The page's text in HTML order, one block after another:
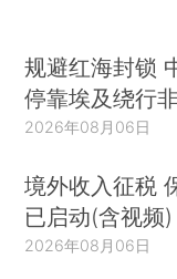
规避红海封锁
停靠埃及绕行
2026年08月06日
境外收入征税
已启动(含视频)
2026年08月06日